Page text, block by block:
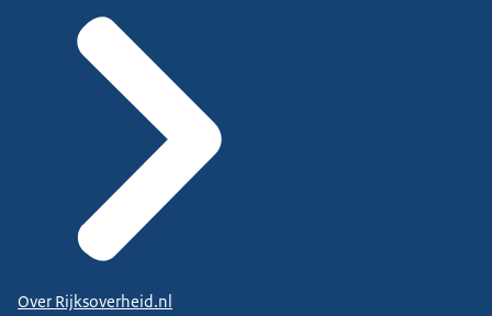
Over Rijksoverheid.nl